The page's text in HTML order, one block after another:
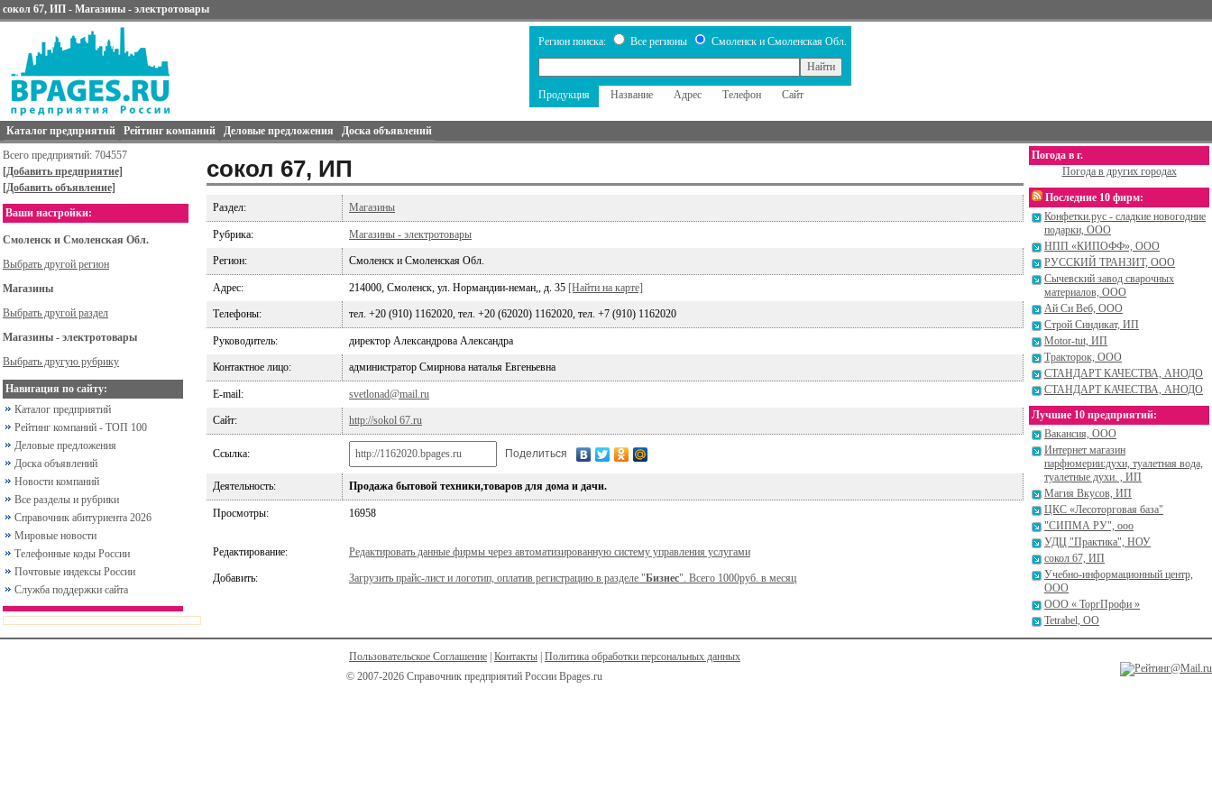
сокол 67, ИП - Магазины - электротовары
Регион поиска: Все регионы Смоленск и Смоленская Обл.
Продукция Название Адрес Телефон Сайт
Каталог предприятий Рейтинг компаний Деловые предложения
Доска объявлений
Всего предприятий: 704557
[Добавить предприятие]
[Добавить объявление]
Ваши настройки:
Смоленск и Смоленская Обл.
Выбрать другой регион
Магазины
Выбрать другой раздел
Магазины - электротовары
Выбрать другую рубрику
Навигация по сайту:
Каталог предприятий
Рейтинг компаний - ТОП 100
Деловые предложения
Доска объявлений
Новости компаний
Все разделы и рубрики
Справочник абитуриента 2026
Мировые новости
Телефонные коды России
Почтовые индексы России
Служба поддержки сайта
сокол 67, ИП
Раздел: Магазины
Рубрика: Магазины - электротовары
Регион: Смоленск и Смоленская Обл.
Адрес: 214000, Смоленск, ул. Нормандии-неман,, д. 35 [Найти на карте]
Телефоны: тел. +20 (910) 1162020, тел. +20 (62020) 1162020, тел. +7 (910) 1162020
Руководитель: директор Александрова Александра
Контактное лицо: администратор Смирнова наталья Евгеньевна
E-mail: svetlonad@mail.ru
Сайт: http://sokol 67.ru
Ссылка: Поделиться
Деятельность: Продажа бытовой техники,товаров для дома и дачи.
Просмотры: 16958
Редактирование: Редактировать данные фирмы через автоматизированную систему управления услугами
Добавить: Загрузить прайс-лист и логотип, оплатив регистрацию в разделе "Бизнес". Всего 1000руб. в месяц
Погода в г.
Погода в других городах
Последние 10 фирм:
Конфетки.рус - сладкие новогодние
подарки, ООО
НПП «КИПОФФ», ООО
РУССКИЙ ТРАНЗИТ, ООО
Сычевский завод сварочных
материалов, ООО
Ай Си Веб, ООО
Строй Синдикат, ИП
Motor-tut, ИП
Тракторок, ООО
CТАНДАРТ КАЧЕСТВА, АНОДО
CТАНДАРТ КАЧЕСТВА, АНОДО
Лучшие 10 предприятий:
Вакансия, ООО
Интернет магазин
парфюмерии:духи, туалетная вода,
туалетные духи. , ИП
Магия Вкусов, ИП
ЦКС «Лесоторговая база"
"СИПМА РУ", ооо
УДЦ "Практика", НОУ
сокол 67, ИП
Учебно-информационный центр,
ООО
ООО « ТоргПрофи »
Tetrabel, ОО
Пользовательское Соглашение Контакты Политика обработки персональных данных
© 2007-2026 Справочник предприятий России Bpages.ru